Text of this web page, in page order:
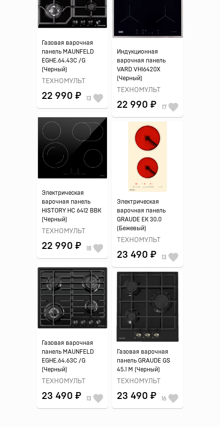
Газовая варочная
панель MAUNFELD
EGHE.64.43C /G
(Черный)
ТЕХНОМУЛЬТ
22 990 ₽ 13
Индукционная
варочная панель
VARD VHI6420X
(Черный)
ТЕХНОМУЛЬТ
22 990 ₽ 17
Электрическая
варочная панель
HiSTORY HС 6412 BBK
(Черный)
ТЕХНОМУЛЬТ
22 990 ₽ 18
Электрическая
варочная панель
GRAUDE EK 30.0
(Бежевый)
ТЕХНОМУЛЬТ
23 490 ₽ 13
Газовая варочная
панель MAUNFELD
EGHE.64.63C /G
(Черный)
ТЕХНОМУЛЬТ
23 490 ₽ 13
Газовая варочная
панель GRAUDE GS
45.1 M (Черный)
ТЕХНОМУЛЬТ
23 490 ₽ 16